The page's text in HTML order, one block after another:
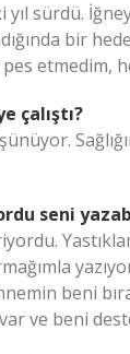
yıl sürdü.
bir
etmedim,
çalıştı?
seni
beni
ve beni